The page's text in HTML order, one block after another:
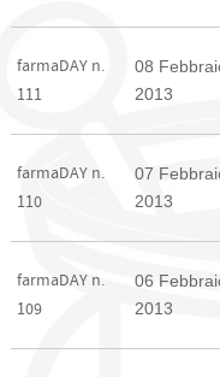
farmaDAY n.
111
08
2013
farmaDAY n.
110
07
2013
farmaDAY n.
109
06
2013